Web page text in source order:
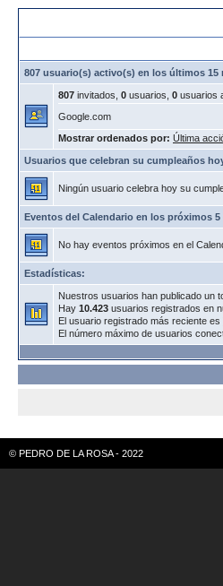
807 usuario(s) activo(s) en los últimos 15
807 invitados, 0 usuarios, 0 usuarios
Google.com
Mostrar ordenados por: Última
Usuarios que celebran su cumpleaños
Ningún usuario celebra hoy su
Eventos del Calendario en los próximos 5
No hay eventos próximos en el
Estadísticas:
Nuestros usuarios han publicado un
Hay 10.423 usuarios registrados en
El usuario registrado más reciente es
El número máximo de usuarios
© PEDRO DE LA ROSA - 2022